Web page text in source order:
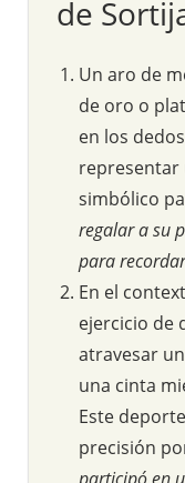
de
Un aro de
de oro o
en los
representar
simbólico
regalar a su
para
En el
ejercicio de
atravesar
una cinta
Este
precisión